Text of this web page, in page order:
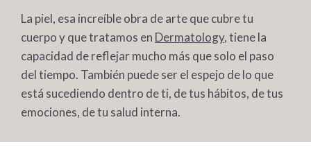
La piel, esa increíble obra de arte que cubre tu
cuerpo y que tratamos en Dermatology, tiene la
capacidad de reflejar mucho más que solo el paso
del tiempo. También puede ser el espejo de lo que
está sucediendo dentro de ti, de tus hábitos, de tus
emociones, de tu salud interna.